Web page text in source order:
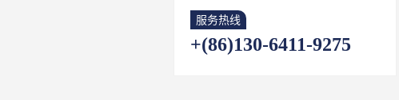
服务热线
+(86)130-6411-9275